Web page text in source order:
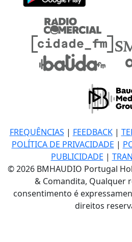
FREQUÊNCIAS | FEEDBACK|
POLÍTICA DE PRIVACIDADE |
PUBLICIDADE |
© 2026 BMHAUDIO Portugal
& Comandita, Qualquer
consentimento é
direitos